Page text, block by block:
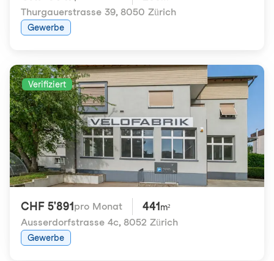
Thurgauerstrasse 39, 8050 Zürich
Gewerbe
Verifiziert
CHF 5'891 pro Monat 441 m²
Ausserdorfstrasse 4c, 8052 Zürich
Gewerbe